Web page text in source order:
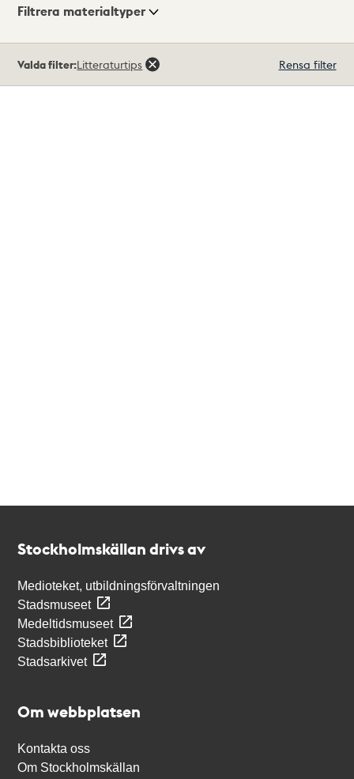
Visningsläge
Filtrera materialtyper
träffar
Valda filter:Litteraturtips Rensa filter
Stockholmskällan drivs av
Medioteket, utbildningsförvaltningen
Stadsmuseet
Medeltidsmuseet
Stadsbiblioteket
Stadsarkivet
Om webbplatsen
Kontakta oss
Om Stockholmskällan